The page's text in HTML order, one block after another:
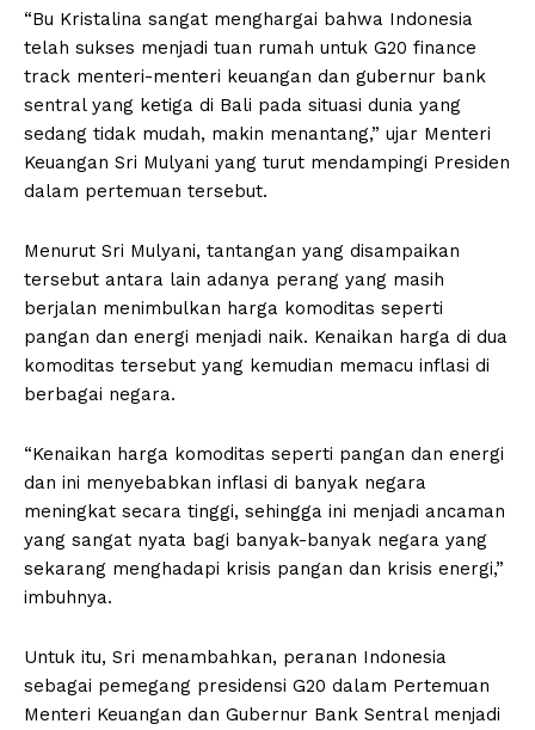
“Bu Kristalina sangat menghargai bahwa Indonesia
telah sukses menjadi tuan rumah untuk G20 finance
track menteri-menteri keuangan dan gubernur bank
sentral yang ketiga di Bali pada situasi dunia yang
sedang tidak mudah, makin menantang,” ujar Menteri
Keuangan Sri Mulyani yang turut mendampingi Presiden
dalam pertemuan tersebut.
Menurut Sri Mulyani, tantangan yang disampaikan
tersebut antara lain adanya perang yang masih
berjalan menimbulkan harga komoditas seperti
pangan dan energi menjadi naik. Kenaikan harga di dua
komoditas tersebut yang kemudian memacu inflasi di
berbagai negara.
“Kenaikan harga komoditas seperti pangan dan energi
dan ini menyebabkan inflasi di banyak negara
meningkat secara tinggi, sehingga ini menjadi ancaman
yang sangat nyata bagi banyak-banyak negara yang
sekarang menghadapi krisis pangan dan krisis energi,”
imbuhnya.
Untuk itu, Sri menambahkan, peranan Indonesia
sebagai pemegang presidensi G20 dalam Pertemuan
Menteri Keuangan dan Gubernur Bank Sentral menjadi